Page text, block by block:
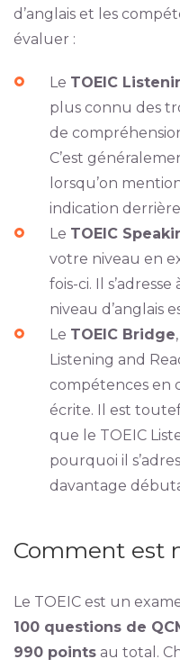
d’anglais et les
évaluer :
Le TOEIC
plus connu des
de
C’est
lorsqu’on
indication
Le TOEIC
votre niveau en
fois-ci. Il
niveau d’anglais
Le TOEIC Bridge
Listening and
compétences en
écrite. Il est
que le TOEIC
pourquoi il
davantage
Comment est
Le TOEIC est un
100 questions de
990 pointsau total.